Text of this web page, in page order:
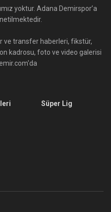
yoktur. Adana Demirspor’a
ve transfer haberleri, fikstür,
kadrosu, foto ve video galerisi
Süper Lig